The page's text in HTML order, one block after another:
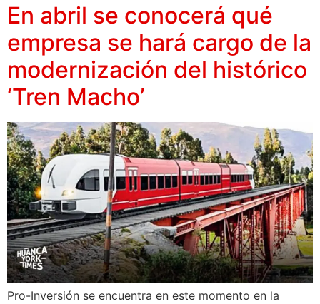
En abril se conocerá qué
empresa se hará cargo de la
modernización del histórico
‘Tren Macho’
Pro-Inversión se encuentra en este momento en la